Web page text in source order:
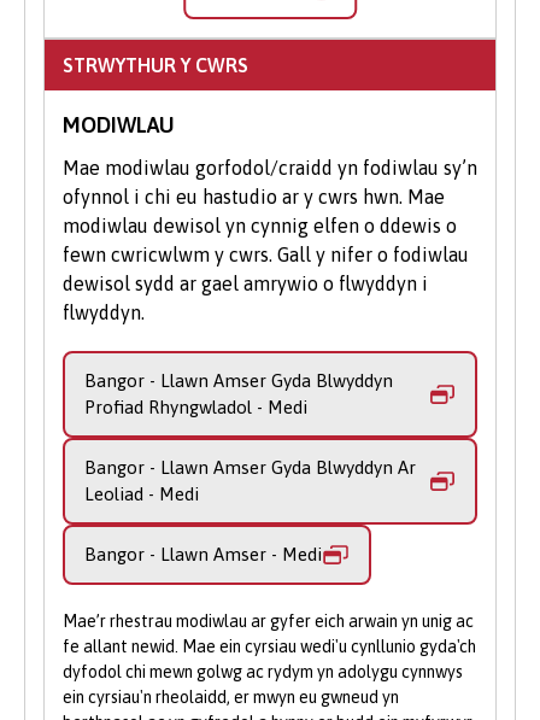
ymarferol uwch.
Mae tair blynedd gyntaf yr MComp yr un
ystod y cyfnod hwn o'ch dysgu, mae digon o
gyfleoedd i roi’r hyn rydych chi’n ei ddysgu
ar waith mewn senarios bywyd go iawn
Projectau Diwydiannol a'r Project Unigol.
Byddwch hefyd yn elwa o addysgu sy'n
ymwneud â diddordebau ymchwil ac
arbenigedd ein staff academaidd. Mae
modiwlau dewisol yn ymdrin ag
arbenigeddau fel graffeg gyfrifiadurol,
deallusrwydd artiffisial ac asiantau, a
chyfathrebu data.
Mae’r bedwaredd flwyddyn olaf yn rhoi hyd
yn oed mwy o hyblygrwydd i chi na’r radd –
gallwch deilwra hyd at hanner cynnwys
eich cwrs o fodiwlau dewisol. Mae'r rhain
yn cwmpasu meysydd mwy cymhleth fel
delweddu gwybodaeth, cyfrifiadura
perfformiad uchel, a dysgu peirianyddol
uwch.
STRWYTHUR Y CWRS
MODIWLAU
Mae modiwlau gorfodol/craidd yn fodiwlau sy’n
ofynnol i chi eu hastudio ar y cwrs hwn. Mae
modiwlau dewisol yn cynnig elfen o ddewis o
fewn cwricwlwm y cwrs. Gall y nifer o fodiwlau
dewisol sydd ar gael amrywio o flwyddyn i
flwyddyn.
Bangor - Llawn Amser Gyda Blwyddyn
Profiad Rhyngwladol - Medi
Bangor - Llawn Amser Gyda Blwyddyn Ar
Leoliad - Medi
Bangor - Llawn Amser - Medi
Mae’r rhestrau modiwlau ar gyfer eich arwain yn unig ac
fe allant newid. Mae ein cyrsiau wedi'u cynllunio gyda'ch
dyfodol chi mewn golwg ac rydym yn adolygu cynnwys
ein cyrsiau'n rheolaidd, er mwyn eu gwneud yn